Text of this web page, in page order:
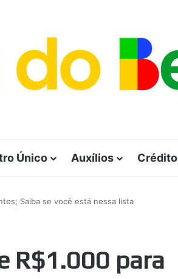
Único Auxílios Crédito
Saiba se você está nessa lista
R$1.000 para